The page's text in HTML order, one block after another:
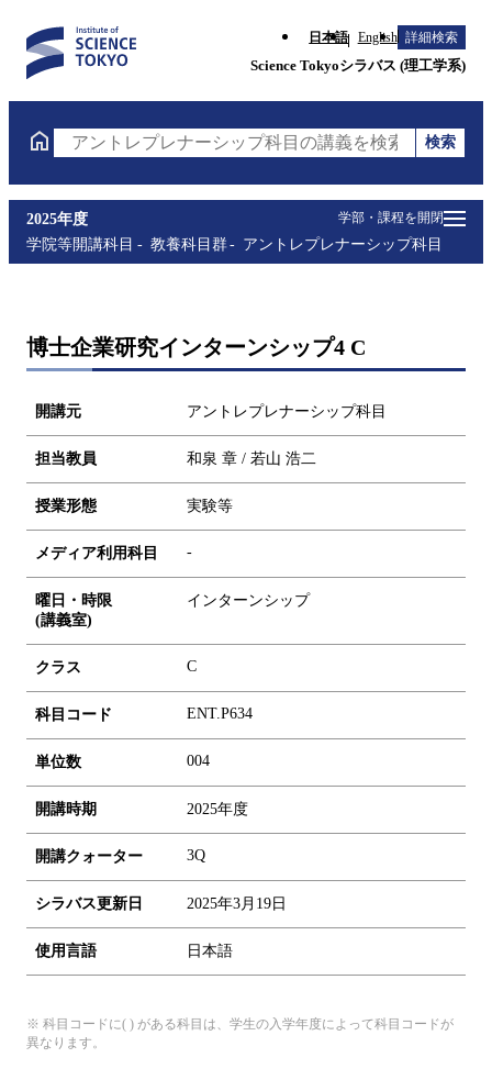
日本語 English 詳細検索
Science Tokyoシラバス (理工学系)
アントレプレナーシップ科目の講義を検索（講義名
検索
学部・課程を開閉
2025年度
学院等開講科目
教養科目群 アントレプレナーシップ科目
博士企業研究インターンシップ4 C
開講元 アントレプレナーシップ科目
担当教員 和泉 章 / 若山 浩二
授業形態 実験等
メディア利用科目 -
曜日・時限
(講義室)
インターンシップ
クラス C
科目コード ENT.P634
単位数 004
開講時期 2025年度
開講クォーター 3Q
シラバス更新日 2025年3月19日
使用言語 日本語
※ 科目コードに( ) がある科目は、学生の入学年度によって科目コードが
異なります。